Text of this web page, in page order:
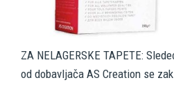
ZA NELAGERSKE TAPETE:
od dobavljača AS Creation se